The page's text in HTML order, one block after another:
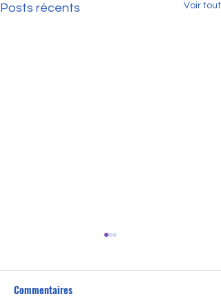
Posts récents Voir tout
Commentaires